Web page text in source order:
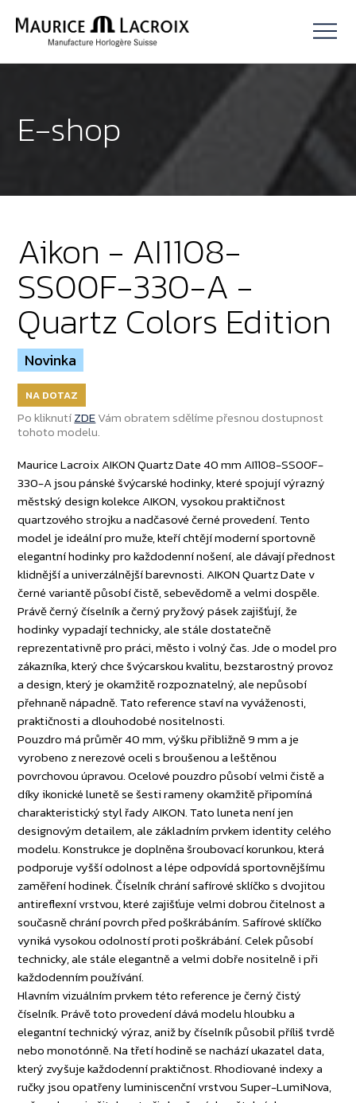
E-shop
Aikon - AI1108-
SS00F-330-A -
Quartz Colors Edition
Novinka
NA DOTAZ
Po kliknutíZDEVám obratem sdělíme přesnou dostupnost
tohoto modelu.
Maurice Lacroix AIKON Quartz Date 40 mm AI1108-SS00F-
330-A jsou pánské švýcarské hodinky, které spojují výrazný
městský design kolekce AIKON, vysokou praktičnost
quartzového strojku a nadčasové černé provedení. Tento
model je ideální pro muže, kteří chtějí moderní sportovně
elegantní hodinky pro každodenní nošení, ale dávají přednost
klidnější a univerzálnější barevnosti. AIKON Quartz Date v
černé variantě působí čistě, sebevědomě a velmi dospěle.
Právě černý číselník a černý pryžový pásek zajišťují, že
hodinky vypadají technicky, ale stále dostatečně
reprezentativně pro práci, město i volný čas. Jde o model pro
zákazníka, který chce švýcarskou kvalitu, bezstarostný provoz
a design, který je okamžitě rozpoznatelný, ale nepůsobí
přehnaně nápadně. Tato reference staví na vyváženosti,
praktičnosti a dlouhodobé nositelnosti.
Pouzdro má průměr 40 mm, výšku přibližně 9 mm a je
vyrobeno z nerezové oceli s broušenou a leštěnou
povrchovou úpravou. Ocelové pouzdro působí velmi čistě a
díky ikonické lunetě se šesti rameny okamžitě připomíná
charakteristický styl řady AIKON. Tato luneta není jen
designovým detailem, ale základním prvkem identity celého
modelu. Konstrukce je doplněna šroubovací korunkou, která
podporuje vyšší odolnost a lépe odpovídá sportovnějšímu
zaměření hodinek. Číselník chrání safírové sklíčko s dvojitou
antireflexní vrstvou, které zajišťuje velmi dobrou čitelnost a
současně chrání povrch před poškrábáním. Safírové sklíčko
vyniká vysokou odolností proti poškrábání. Celek působí
technicky, ale stále elegantně a velmi dobře nositelně i při
každodenním používání.
Hlavním vizuálním prvkem této reference je černý čistý
číselník. Právě toto provedení dává modelu hloubku a
elegantní technický výraz, aniž by číselník působil příliš tvrdě
nebo monotónně. Na třetí hodině se nachází ukazatel data,
který zvyšuje každodenní praktičnost. Rhodiované indexy a
ručky jsou opatřeny luminiscenční vrstvou Super-LumiNova,